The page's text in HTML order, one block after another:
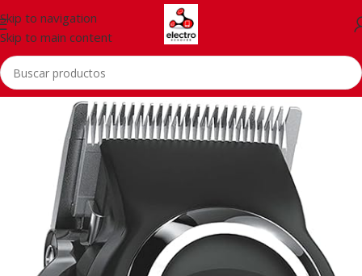
Skip to navigation
Skip to main content
Inicio/Accessorios